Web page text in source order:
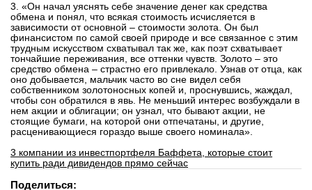
3. «Он начал уяснять себе значение денег как средства
обмена и понял, что всякая стоимость исчисляется в
зависимости от основной – стоимости золота. Он был
финансистом по самой своей природе и все связанное с этим
трудным искусством схватывал так же, как поэт схватывает
тончайшие переживания, все оттенки чувств. Золото – это
средство обмена – страстно его привлекало. Узнав от отца, как
оно добывается, мальчик часто во сне видел себя
собственником золотоносных копей и, проснувшись, жаждал,
чтобы сон обратился в явь. Не меньший интерес возбуждали в
нем акции и облигации; он узнал, что бывают акции, не
стоящие бумаги, на которой они отпечатаны, и другие,
расценивающиеся гораздо выше своего номинала».
3 компании из инвестпортфеля Баффета, которые стоит
купить ради дивидендов прямо сейчас
Поделиться: